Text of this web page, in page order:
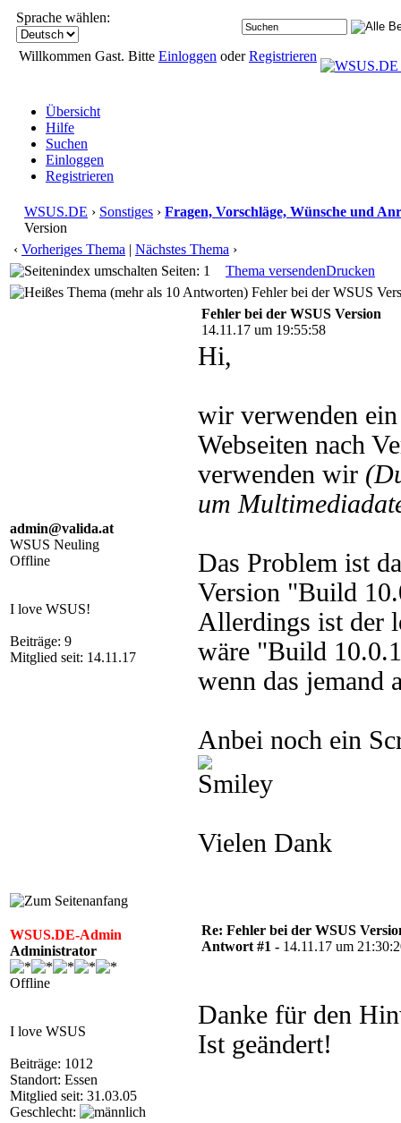
Sprache wählen:
Willkommen Gast. Bitte Einloggen oderRegistrieren
Übersicht
Hilfe
Suchen
Einloggen
Registrieren
WSUS.DE › Sonstiges › Fragen, Vorschläge, Wünsche und
Version
‹ Vorheriges Thema | Nächstes Thema ›
Seiten: 1
Thema versendenDrucken
Fehler bei der WSUS
admin@valida.at
WSUS Neuling
Offline
I love WSUS!
Beiträge: 9
Mitglied seit: 14.11.17
Fehler bei der WSUS Version
14.11.17 um 19:55:58
Hi,
wir verwenden
Webseiten nach
verwenden wir
um
Das Problem ist
Version "Build
Allerdings ist der
wäre "Build
wenn das jemand
Anbei noch ein
Vielen Dank
WSUS.DE-Admin
Administrator
Offline
I love WSUS
Beiträge: 1012
Standort: Essen
Mitglied seit: 31.03.05
Geschlecht:
Re: Fehler bei der WSUS
Antwort #1 - 14.11.17 um
Danke für den
Ist geändert!